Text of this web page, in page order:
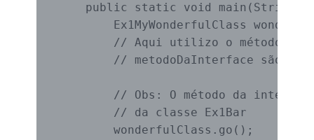
public static void main(String[]
Ex1MyWonderfulClass
// Aqui utilizo o método go
// metodoDaInterface são
// Obs: O método da
        // da classe Ex1Bar
        wonderfulClass.go();